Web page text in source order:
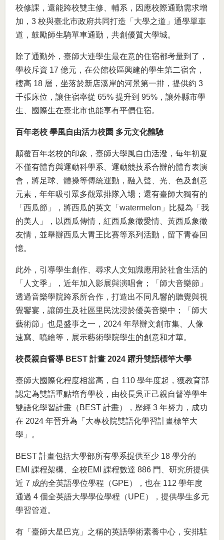
校修課，還能跨校雙主修、輔系，因應校際通勤需求增
加，3 校與臺北市政府共同打造「大學之道」通學單車
道，鼓勵師生騎單車通勤，共創優質大學城。
除了通勤外，臺師大連學生最在意的住宿都考量到了，
學校斥資 17 億元，在公館校區興建的學生第二宿舍，
樓高 18 層，坐落於新店溪岸的河景第一排，提供約 3
千張床位，讓住宿率從 65% 提升到 95%，讓外縣市學
生、國際生在臺北市也能享有平價住宿。
百年老校 學風自由活力校園 多元文化體驗
顛覆百年老校的印象，臺師大學風自由活潑，每年初夏
不僅有體育與運動科學系、運動競技系合辦的體育表演
會，將足球、體操等傳統運動，融入聲、光、色及創意
元素，年年吸引眾多觀眾排隊入場；還有臺師大獨有的
「西瓜節」，將西瓜的英文「watermelon」比擬為「我
的美人」，以西瓜傳情，紅西瓜象徵愛情、黃西瓜象徵
友情，並舉辦西瓜大胃王比賽等系列活動，留下青春回
憶。
此外，引導學生創作、尋求人文知識應用於社會生活的
「人文季」，近年加入影展與演唱會；「師大音樂節」
透過音樂學院跨系所合作，打造出不同凡響的聽覺與視
覺饗宴，讓師生及社區里民沈浸於優美音樂中；「師大
藝術節」也是盛事之一，2024 年舉辦文創市集、人像
速寫、噴繪等，展示藝術學院學生的創意和才華。
校長親自督導 BEST 計畫 2024 躍升雙語標竿大學
臺師大國際化程度相當高，自 110 學年度起，獲教育部
認定為雙語重點培育學校，由校長吳正己親自督導學生
雙語化學習計畫（BEST 計畫），歷經 3 年努力，成功
在 2024 年晉升為「大專校院雙語化學習計畫標竿大
學」。
BEST 計畫包括大學部所有學系提供至少 18 學分的
EMI 課程架構、全校EMI 課程數達 886 門、研究所提供
近 7 成的全英語學位學程（GPE），也在 112 學年度
通過 4 個全英語大學學位學程（UPE），提供學生多元
學習管道。
有「臺師大星巴克」之稱的英語學術素養中心，安排駐